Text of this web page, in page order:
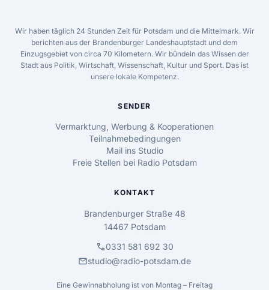
Wir haben täglich 24 Stunden Zeit für Potsdam und die Mittelmark. Wir
berichten aus der Brandenburger Landeshauptstadt und dem
Einzugsgebiet von circa 70 Kilometern. Wir bündeln das Wissen der
Stadt aus Politik, Wirtschaft, Wissenschaft, Kultur und Sport. Das ist
unsere lokale Kompetenz.
SENDER
Vermarktung, Werbung & Kooperationen
Teilnahmebedingungen
Mail ins Studio
Freie Stellen bei Radio Potsdam
KONTAKT
Brandenburger Straße 48
14467 Potsdam
call0331 581 692 30
mailstudio@radio-potsdam.de
Eine Gewinnabholung ist von Montag – Freitag